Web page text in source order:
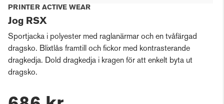
PRINTER ACTIVE WEAR
Jog RSX
Sportjacka i polyester med raglanärmar och en tvåfärgad
dragsko. Blixtlås framtill och fickor med kontrasterande
dragkedja. Dold dragkedja i kragen för att enkelt byta ut
dragsko.